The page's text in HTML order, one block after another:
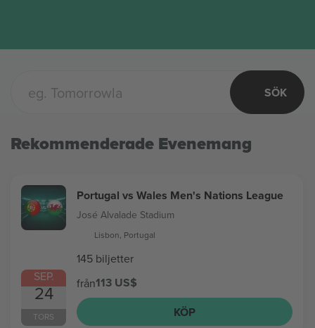
SÖK
Rekommenderade Evenemang
SEP.
24
TORS
Portugal vs Wales Men's Nations League
José Alvalade Stadium
Lisbon, Portugal
145 biljetter
från113 US$
KÖP